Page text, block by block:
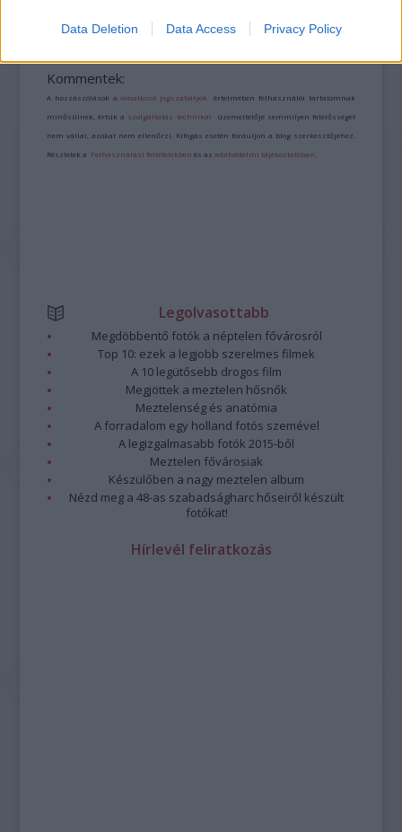
Data Deletion Data Access Privacy Policy
Kommentek:
A hozzászólások avonatkozó jogszabályok értelmében felhasználói tartalomnak
minősülnek, értük a szolgáltatás technikai üzemeltetője semmilyen felelősséget
nem vállal, azokat nem ellenőrzi. Kifogás esetén forduljon a blog szerkesztőjéhez.
Részletek a Felhasználási feltételekben és azadatvédelmi tájékoztatóban
Legolvasottabb
Megdöbbentő fotók a néptelen fővárosról
Top 10: ezek a legjobb szerelmes filmek
A 10 legütősebb drogos film
Megjöttek a meztelen hősnők
Meztelenség és anatómia
A forradalom egy holland fotós szemével
A legizgalmasabb fotók 2015-ből
Meztelen fővárosiak
Készülőben a nagy meztelen album
Nézd meg a 48-as szabadságharc hőseiről készült
fotókat!
Hírlevél feliratkozás